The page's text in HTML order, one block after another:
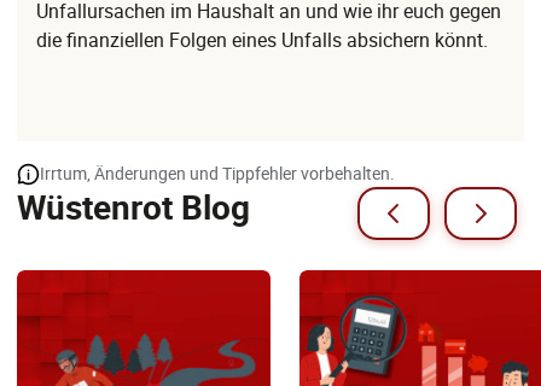
Unfallursachen im Haushalt an und wie ihr euch gegen
die finanziellen Folgen eines Unfalls absichern könnt.
Irrtum, Änderungen und Tippfehler vorbehalten.
Wüstenrot Blog